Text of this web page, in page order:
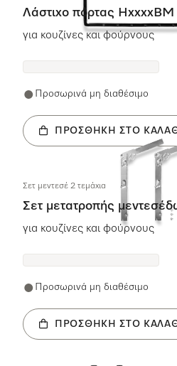
Λάστιχο πόρτας HxxxxBM
για κουζίνες και φούρνους
Προσωρινά μη διαθέσιμο
ΠΡΟΣΘΉΚΗ ΣΤΟ
Σετ μεντεσέ 2 τεμάχια
Σετ μετατροπής
για κουζίνες και φούρνους
Προσωρινά μη διαθέσιμο
ΠΡΟΣΘΉΚΗ ΣΤΟ